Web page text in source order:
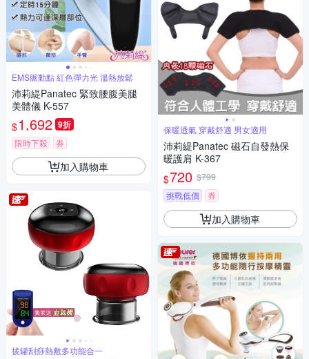
EMS脈動點 紅色彈力光 溫熱放鬆
沛莉緹Panatec 緊致腰腹美腿
美體儀 K-557
$1,692 9折
限時下殺 券
加入購物車
拔罐刮痧熱敷多功能合一
保暖透氣 穿戴舒適 男女適用
沛莉緹Panatec 磁石自發熱保
暖護肩 K-367
$720 $799
挑戰低價
券
加入購物車